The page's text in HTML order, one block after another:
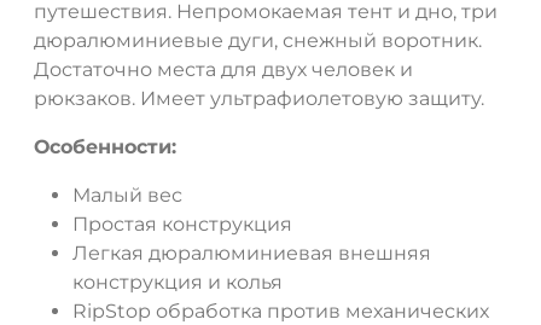
путешествия. Непромокаемая тент и дно, три
дюралюминиевые дуги, снежный воротник.
Достаточно места для двух человек и
рюкзаков. Имеет ультрафиолетовую защиту.
Особенности:
Малый вес
Простая конструкция
Легкая дюралюминиевая внешняя
конструкция и колья
RipStop обработка против механических
ДА НЕТ